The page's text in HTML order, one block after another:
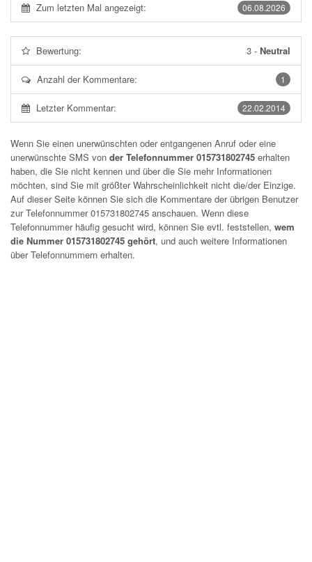
06.08.2026
Zum letzten Mal angezeigt:
Bewertung: 3 - Neutral
1
Anzahl der Kommentare:
22.02.2014
Letzter Kommentar:
Wenn Sie einen unerwünschten oder entgangenen Anruf oder eine
unerwünschte SMS von der Telefonnummer 015731802745 erhalten
haben, die Sie nicht kennen und über die Sie mehr Informationen
möchten, sind Sie mit größter Wahrscheinlichkeit nicht die/der Einzige.
Auf dieser Seite können Sie sich die Kommentare der übrigen Benutzer
zur Telefonnummer015731802745 anschauen. Wenn diese
Telefonnummer häufig gesucht wird, können Sie evtl. feststellen, wem
die Nummer 015731802745 gehört, und auch weitere Informationen
über Telefonnummern erhalten.